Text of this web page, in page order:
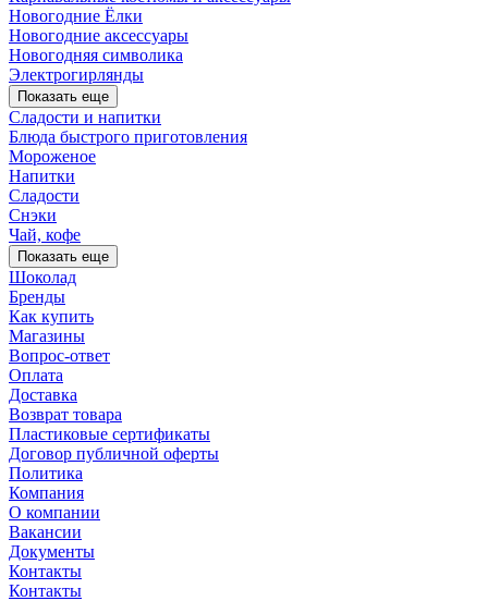
Новогодние Ёлки
Новогодние аксессуары
Новогодняя символика
Электрогирлянды
Показать еще
Сладости и напитки
Блюда быстрого приготовления
Мороженое
Напитки
Сладости
Снэки
Чай, кофе
Показать еще
Шоколад
Бренды
Как купить
Магазины
Вопрос-ответ
Оплата
Доставка
Возврат товара
Пластиковые сертификаты
Договор публичной оферты
Политика
Компания
О компании
Вакансии
Документы
Контакты
Контакты